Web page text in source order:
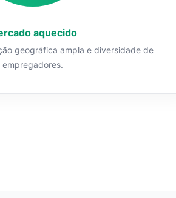
aquecido
geográfica ampla e diversidade de
empregadores.